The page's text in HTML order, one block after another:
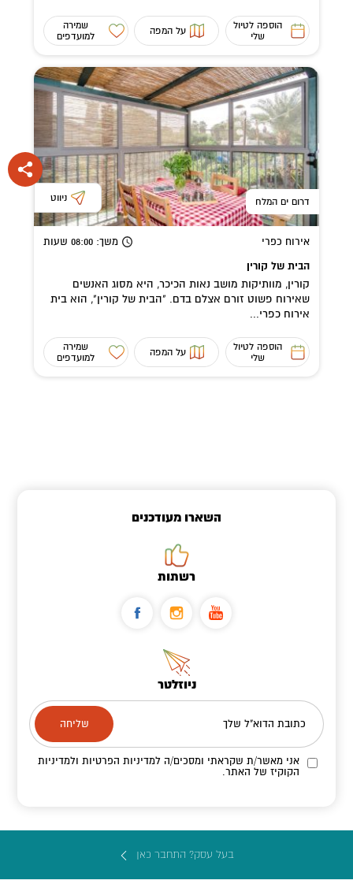
הוספה לטיול
שלי
על המפה
שמירה
למועדפים
דרום ים המלח ניווט
אירוח כפרי משך: 08:00 שעות
הבית של קורין
קורין, מוותיקות מושב נאות הכיכר, היא מסוג האנשים
שאירוח פשוט זורם אצלם בדם. "הבית של קורין", הוא בית
אירוח כפרי...
הוספה לטיול
שלי
על המפה
שמירה
למועדפים
השארו מעודכנים
רשתות
ניוזלטר
כתובת הדוא"ל שלך
אני מאשר/ת שקראתי ומסכים/הלמדיניות הפרטיות ולמדיניות
הקוקיז של האתר.
בעל עסק? התחבר כאן